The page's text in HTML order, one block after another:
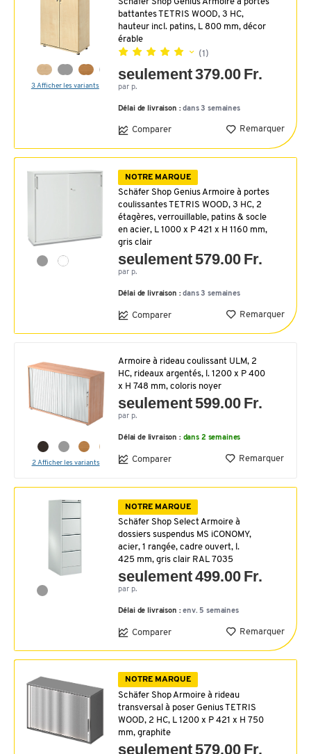
3 Afficher les variants
battantes TETRIS WOOD, 3 HC,
hauteur incl. patins, L 800 mm, décor
érable
(1)
seulement 379.00 Fr.
par p.
Délai de livraison :dans 3 semaines
Comparer Remarquer
NOTRE MARQUE
Schäfer Shop Genius Armoire à portes
coulissantes TETRIS WOOD, 3 HC, 2
étagères, verrouillable, patins & socle
en acier, L 1000 x P 421 x H 1160 mm,
gris clair
seulement 579.00 Fr.
par p.
Délai de livraison :dans 3 semaines
Comparer Remarquer
2 Afficher les variants
Armoire à rideau coulissant ULM, 2
HC, rideaux argentés, l. 1200 x P 400
x H 748 mm, coloris noyer
seulement 599.00 Fr.
par p.
Délai de livraison : dans 2 semaines
Comparer Remarquer
NOTRE MARQUE
Schäfer Shop Select Armoire à
dossiers suspendus MS iCONOMY,
acier, 1 rangée, cadre ouvert, l.
425 mm, gris clair RAL 7035
seulement 499.00 Fr.
par p.
Délai de livraison :env. 5 semaines
Comparer Remarquer
NOTRE MARQUE
Schäfer Shop Armoire à rideau
transversal à poser Genius TETRIS
WOOD, 2 HC, L 1200 x P 421 x H 750
mm, graphite
seulement 579.00 Fr.